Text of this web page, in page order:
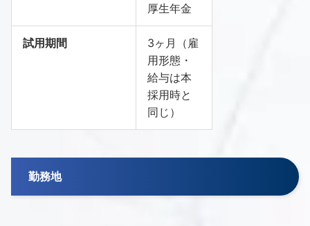
厚生年金
試用期間
3ヶ月（雇
用形態・
給与は本
採用時と
同じ）
勤務地